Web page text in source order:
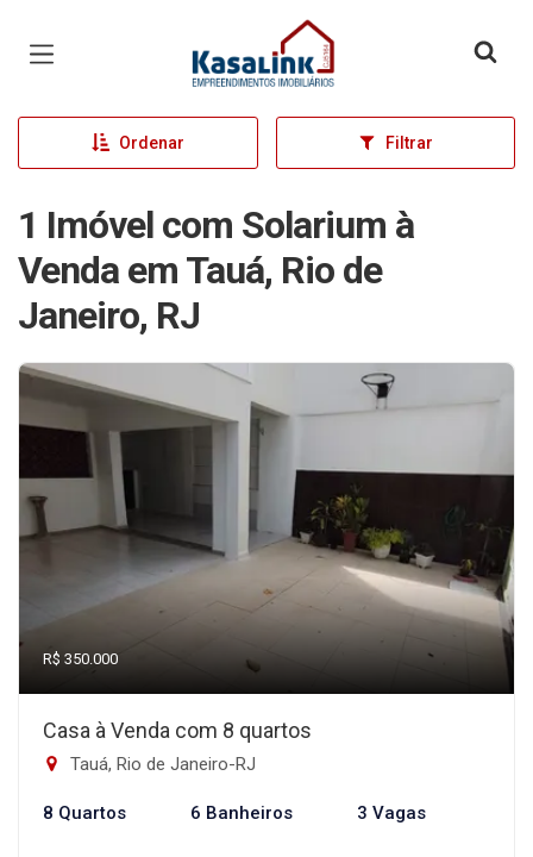
Página inicial
Ordenar Filtrar
1 Imóvel com Solarium à
Venda em Tauá, Rio de
Janeiro, RJ
R$ 350.000
Casa à Venda com 8 quartos
Tauá, Rio de Janeiro-RJ
8 Quartos 6 Banheiros 3 Vagas